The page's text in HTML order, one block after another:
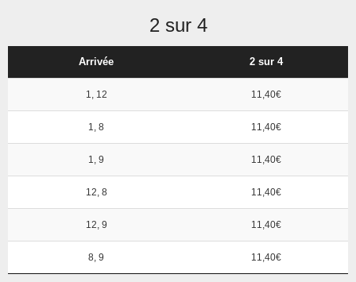
2 sur 4
Arrivée 2 sur 4
1, 12 11,40€
1, 8 11,40€
1, 9 11,40€
12, 8 11,40€
12, 9 11,40€
8, 9 11,40€